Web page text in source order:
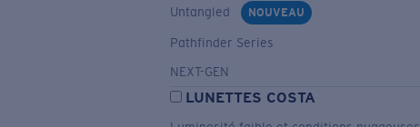
Untangled
NOUVEAU
Pathfinder Series
NEXT-GEN
LUNETTES COSTA